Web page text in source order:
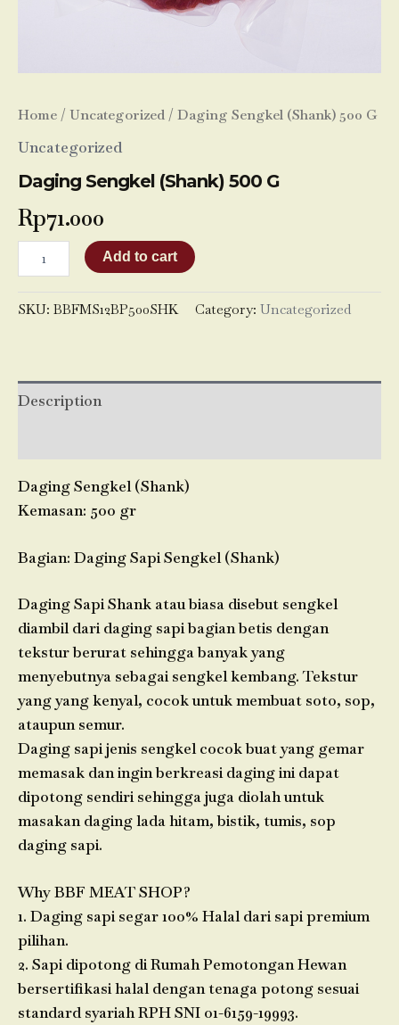
Home / Uncategorized / Daging Sengkel (Shank) 500 G
Uncategorized
Daging Sengkel (Shank) 500 G
Rp71.000
Add to cart
SKU: BBFMS12BP500SHK Category: Uncategorized
Description
Daging Sengkel (Shank)
Kemasan: 500 gr
Bagian: Daging Sapi Sengkel (Shank)
Daging Sapi Shank atau biasa disebut sengkel
diambil dari daging sapi bagian betis dengan
tekstur berurat sehingga banyak yang
menyebutnya sebagai sengkel kembang. Tekstur
yang yang kenyal, cocok untuk membuat soto, sop,
ataupun semur.
Daging sapi jenis sengkel cocok buat yang gemar
memasak dan ingin berkreasi daging ini dapat
dipotong sendiri sehingga juga diolah untuk
masakan daging lada hitam, bistik, tumis, sop
daging sapi.
Why BBF MEAT SHOP?
1. Daging sapi segar 100% Halal dari sapi premium
pilihan.
2. Sapi dipotong di Rumah Pemotongan Hewan
bersertifikasi halal dengan tenaga potong sesuai
standard syariah RPH SNI 01-6159-19993.